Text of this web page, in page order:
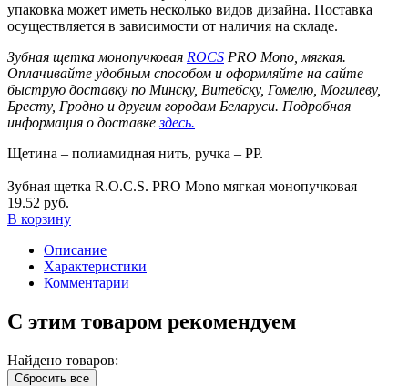
упаковка может иметь несколько видов дизайна. Поставка
осуществляется в зависимости от наличия на складе.
Зубная щетка монопучковая ROCS PRO Mono, мягкая.
Оплачивайте удобным способом и оформляйте на сайте
быструю доставку по Минску, Витебску, Гомелю, Могилеву,
Бресту, Гродно и другим городам Беларуси. Подробная
информация о доставкездесь.
Щетина – полиамидная нить, ручка – PP.
Зубная щетка R.O.C.S. PRO Mono мягкая монопучковая
19.52 руб.
В корзину
Описание
Характеристики
Комментарии
С этим товаром рекомендуем
Найдено товаров:
Сбросить все